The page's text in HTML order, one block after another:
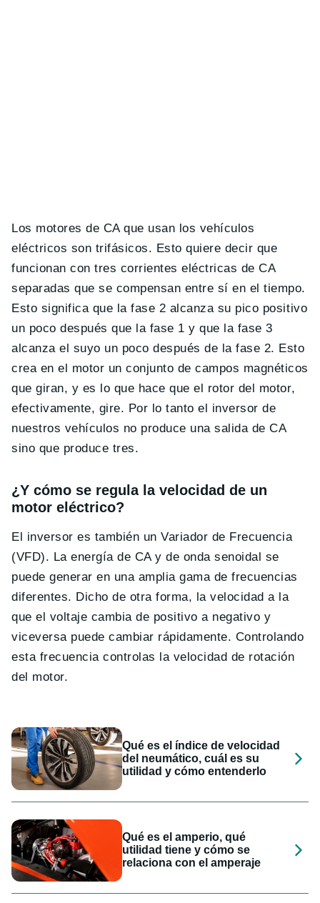
Los motores de CA que usan los vehículos
eléctricos son trifásicos. Esto quiere decir que
funcionan con tres corrientes eléctricas de CA
separadas que se compensan entre sí en el tiempo.
Esto significa que la fase 2 alcanza su pico positivo
un poco después que la fase 1 y que la fase 3
alcanza el suyo un poco después de la fase 2. Esto
crea en el motor un conjunto de campos magnéticos
que giran, y es lo que hace que el rotor del motor,
efectivamente, gire. Por lo tanto el inversor de
nuestros vehículos no produce una salida de CA
sino que produce tres.
¿Y cómo se regula la velocidad de un
motor eléctrico?
El inversor es también un Variador de Frecuencia
(VFD). La energía de CA y de onda senoidal se
puede generar en una amplia gama de frecuencias
diferentes. Dicho de otra forma, la velocidad a la
que el voltaje cambia de positivo a negativo y
viceversa puede cambiar rápidamente. Controlando
esta frecuencia controlas la velocidad de rotación
del motor.
Qué es el índice de velocidad
del neumático, cuál es su
utilidad y cómo entenderlo
Qué es el amperio, qué
utilidad tiene y cómo se
relaciona con el amperaje